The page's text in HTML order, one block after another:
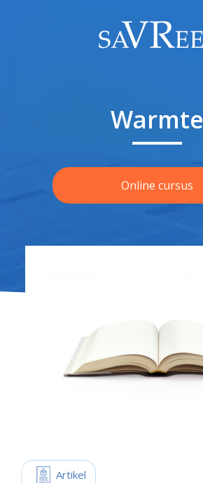
Warmte
Online cursus
Artikel